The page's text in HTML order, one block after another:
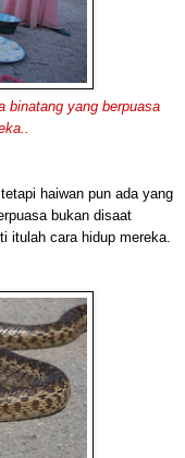
binatang yang berpuasa
haiwan pun ada yang
bukan disaat
itulah cara hidup mereka.